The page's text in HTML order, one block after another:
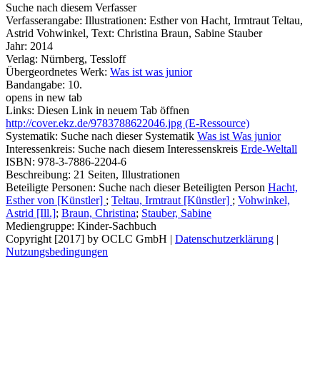
Suche nach diesem Verfasser
Verfasserangabe: Illustrationen: Esther von Hacht, Irmtraut Teltau,
Astrid Vohwinkel, Text: Christina Braun, Sabine Stauber
Jahr: 2014
Verlag: Nürnberg, Tessloff
Übergeordnetes Werk: Was ist was junior
Bandangabe: 10.
opens in new tab
Links: Diesen Link in neuem Tab öffnen
http://cover.ekz.de/9783788622046.jpg (E-Ressource)
Systematik: Suche nach dieser Systematik Was ist Was junior
Interessenkreis: Suche nach diesem Interessenskreis Erde-Weltall
ISBN: 978-3-7886-2204-6
Beschreibung: 21 Seiten, Illustrationen
Beteiligte Personen: Suche nach dieser Beteiligten Person Hacht,
Esther von [Künstler] ; Teltau, Irmtraut [Künstler] ; Vohwinkel,
Astrid [Ill.]; Braun, Christina; Stauber, Sabine
Mediengruppe: Kinder-Sachbuch
Copyright [2017] by OCLC GmbH | Datenschutzerklärung |
Nutzungsbedingungen